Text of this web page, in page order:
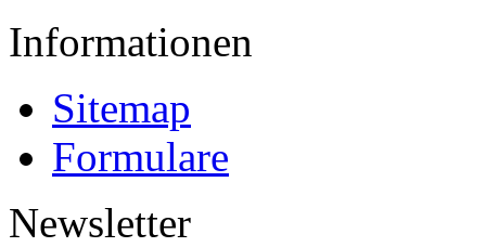
Informationen
Sitemap
Formulare
Newsletter